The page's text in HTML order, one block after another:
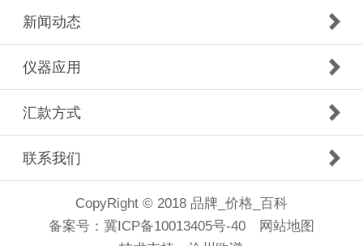
新闻动态
仪器应用
汇款方式
联系我们
CopyRight © 2018 品牌_价格_百科
备案号： 冀ICP备10013405号-40
网站地图